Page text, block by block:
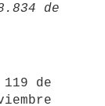
de
de